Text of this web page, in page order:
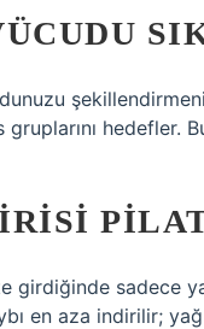
gruplarını
girdiğinde sadece
en aza indirilir;